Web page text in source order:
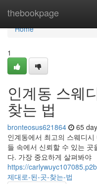
thebookpage
Home
Home
1
인계동 스웨
찾는 법
bronteosus621864 65
인계동에서 최고의 스웨디
들 속에서 신뢰할 수 있는
다. 가장 중요하게 살펴봐야
https://
제대로-된-곳-찾는-법